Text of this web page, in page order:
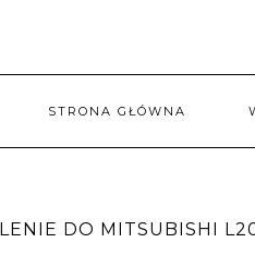
STRONA GŁÓWNA
DO MITSUBISHI